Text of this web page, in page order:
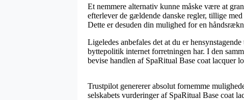
Et nemmere alternativ kunne måske være at
efterlever de gældende danske regler, tillige
Dette er desuden din mulighed for en
Ligeledes anbefales det at du er
byttepolitik internet forretningen har. I den
bevise handlen af SpaRitual Base coat lacquer
Trustpilot genererer absolut fornemme
selskabets vurderinger af SpaRitual Base coat